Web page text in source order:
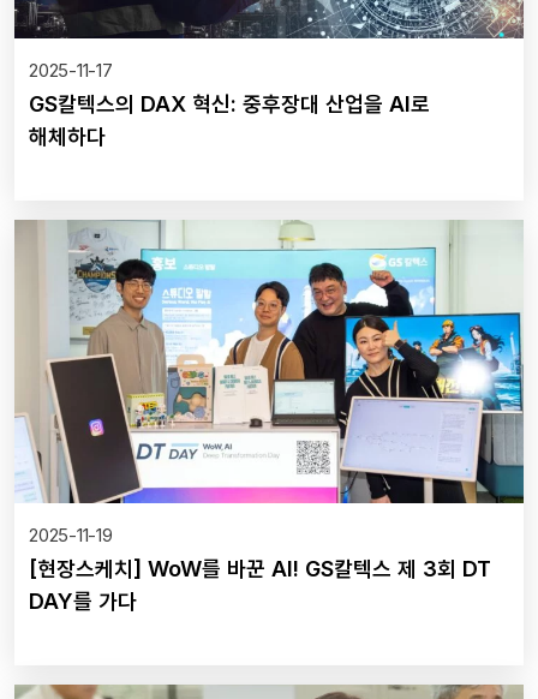
2025-11-17
GS칼텍스의 DAX 혁신: 중후장대 산업을 AI로
해체하다
2025-11-19
[현장스케치] WoW를 바꾼 AI! GS칼텍스 제 3회 DT
DAY를 가다